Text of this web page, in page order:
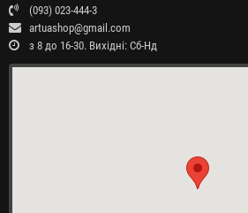
(093) 023-444-3
artuashop@gmail.com
з 8 до 16-30. Вихідні: Сб-Нд